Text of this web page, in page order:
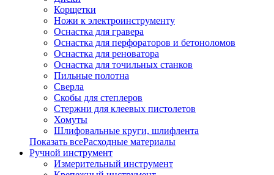
Корщетки
Ножи к электроинструменту
Оснастка для гравера
Оснастка для перфораторов и бетоноломов
Оснастка для реноватора
Оснастка для точильных станков
Пильные полотна
Сверла
Скобы для степлеров
Стержни для клеевых пистолетов
Хомуты
Шлифовальные круги, шлифлента
Показать всеРасходные материалы
Ручной инструмент
Измерительный инструмент